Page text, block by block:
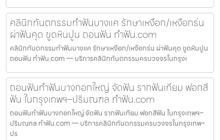
คลินิกทันตกรรมทำฟันบางแค รักษาเหงือก/เหงือกร่น
ผ่าฟันคุด ขูดหินปูน ถอนฟัน ทำฟัน.com
คลินิกทันตกรรมทำฟันบางแค รักษาเหงือก/เหงือกร่น ผ่าฟันคุด ขูดหินปูน
ถอนฟัน ทำฟัน.com — บริการคลินิกทันตกรรมครบวงจรในกรุงเ
ถอนฟันทำฟันบางกอกใหญ่ จัดฟัน รากฟันเทียม ฟอกสี
ฟัน ในกรุงเทพฯ–ปริมณฑล ทำฟัน.com
ถอนฟันทำฟันบางกอกใหญ่ จัดฟัน รากฟันเทียม ฟอกสีฟัน ในกรุงเทพฯ–
ปริมณฑล ทำฟัน.com — บริการคลินิกทันตกรรมครบวงจรในกรุงเทพ–
ปร